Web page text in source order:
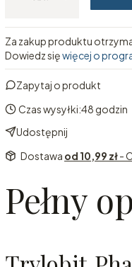
Za zakup produktu
Dowiedz sięwięcej o
Zapytaj o produkt
Czas wysyłki:48 godzin
Udostępnij
Dostawa od 10,99 zł-
Pełny